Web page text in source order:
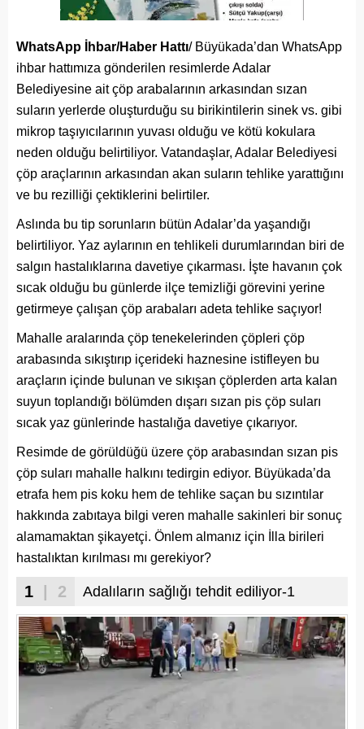
WhatsApp İhbar/Haber Hattı/ Büyükada’dan WhatsApp
ihbar hattımıza gönderilen resimlerde Adalar
Belediyesine ait çöp arabalarının arkasından sızan
suların yerlerde oluşturduğu su birikintilerin sinek vs. gibi
mikrop taşıyıcılarının yuvası olduğu ve kötü kokulara
neden olduğu belirtiliyor. Vatandaşlar, Adalar Belediyesi
çöp araçlarının arkasından akan suların tehlike yarattığını
ve bu rezilliği çektiklerini belirtiler.
Aslında bu tip sorunların bütün Adalar’da yaşandığı
belirtiliyor. Yaz aylarının en tehlikeli durumlarından biri de
salgın hastalıklarına davetiye çıkarması. İşte havanın çok
sıcak olduğu bu günlerde ilçe temizliği görevini yerine
getirmeye çalışan çöp arabaları adeta tehlike saçıyor!
Mahalle aralarında çöp tenekelerinden çöpleri çöp
arabasında sıkıştırıp içerideki haznesine istifleyen bu
araçların içinde bulunan ve sıkışan çöplerden arta kalan
suyun toplandığı bölümden dışarı sızan pis çöp suları
sıcak yaz günlerinde hastalığa davetiye çıkarıyor.
Resimde de görüldüğü üzere çöp arabasından sızan pis
çöp suları mahalle halkını tedirgin ediyor. Büyükada’da
etrafa hem pis koku hem de tehlike saçan bu sızıntılar
hakkında zabıtaya bilgi veren mahalle sakinleri bir sonuç
alamamaktan şikayetçi. Önlem almanız için İlla birileri
hastalıktan kırılması mı gerekiyor?
1 | 2 Adalıların sağlığı tehdit ediliyor-1